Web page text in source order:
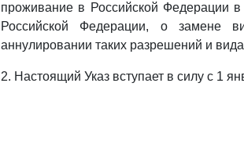
проживание в Российской Федерации
Российской Федерации, о замене
аннулировании таких разрешений и
2. Настоящий Указ вступает в силу с 1